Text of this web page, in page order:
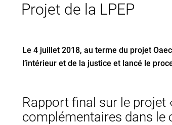
Projet de la LPEP
Le 4 juillet 2018, au terme du projet
l’intérieur et de la justice et lancé le
Rapport final sur le projet
complémentaires dans le